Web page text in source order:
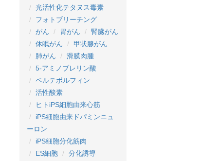
光活性化テタヌス毒素
フォトブリーチング
がん
胃がん
腎臓がん
休眠がん
甲状腺がん
肺がん
滑膜肉腫
5-アミノブレリン酸
ベルテポルフィン
活性酸素
ヒトiPS細胞由来心筋
iPS細胞由来ドパミンニュ
ーロン
iPS細胞分化筋肉
ES細胞
分化誘導